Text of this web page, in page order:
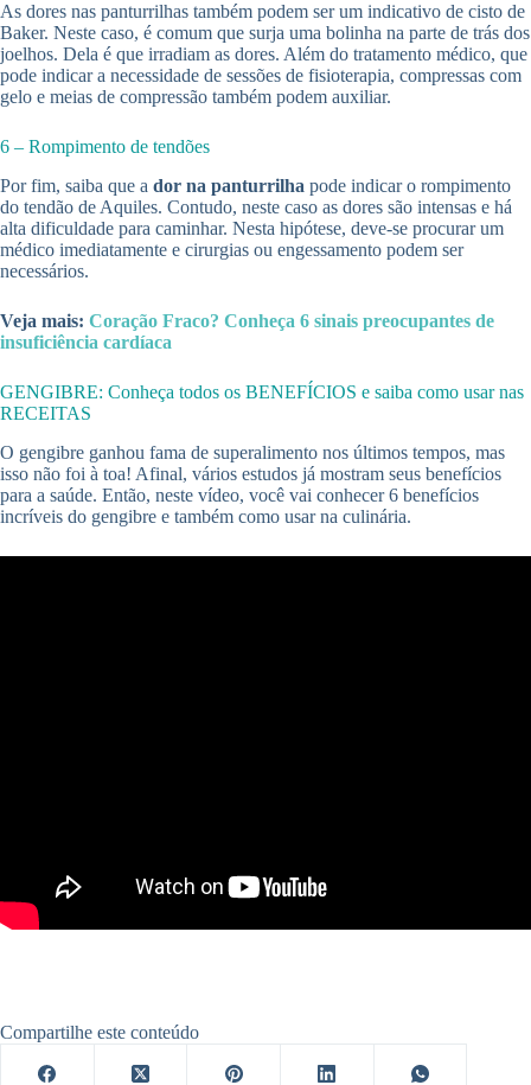
As dores nas panturrilhas também podem ser um indicativo de cisto de
Baker. Neste caso, é comum que surja uma bolinha na parte de trás dos
joelhos. Dela é que irradiam as dores. Além do tratamento médico, que
pode indicar a necessidade de sessões de fisioterapia, compressas com
gelo e meias de compressão também podem auxiliar.
6 – Rompimento de tendões
Por fim, saiba que a dor na panturrilha pode indicar o rompimento
do tendão de Aquiles. Contudo, neste caso as dores são intensas e há
alta dificuldade para caminhar. Nesta hipótese, deve-se procurar um
médico imediatamente e cirurgias ou engessamento podem ser
necessários.
Veja mais: Coração Fraco? Conheça 6 sinais preocupantes de
insuficiência cardíaca
GENGIBRE: Conheça todos os BENEFÍCIOS e saiba como usar nas
RECEITAS
O gengibre ganhou fama de superalimento nos últimos tempos, mas
isso não foi à toa! Afinal, vários estudos já mostram seus benefícios
para a saúde. Então, neste vídeo, você vai conhecer 6 benefícios
incríveis do gengibre e também como usar na culinária.
Compartilhe este conteúdo